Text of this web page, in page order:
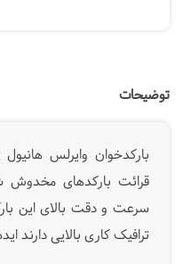
توضیحات
قرائت بارکدهای
سرعت و دقت بالای این
ترافیک کاری بالایی دارند